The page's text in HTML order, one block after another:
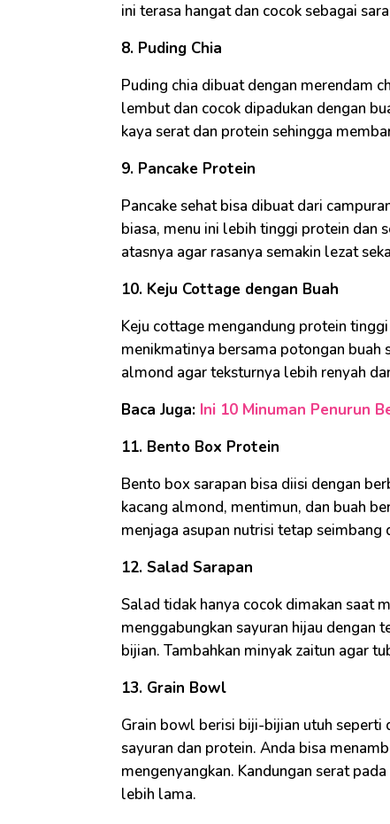
ini terasa hangat dan cocok sebagai
8. Puding Chia
Puding chia dibuat dengan merendam
lembut dan cocok dipadukan dengan
kaya serat dan protein sehingga
9. Pancake Protein
Pancake sehat bisa dibuat dari
biasa, menu ini lebih tinggi protein dan
atasnya agar rasanya semakin lezat
10. Keju Cottage dengan Buah
Keju cottage mengandung protein
menikmatinya bersama potongan buah
almond agar teksturnya lebih renyah
Baca Juga: Ini 10 Minuman Penurun
11. Bento Box Protein
Bento box sarapan bisa diisi dengan
kacang almond, mentimun, dan buah
menjaga asupan nutrisi tetap seimbang
12. Salad Sarapan
Salad tidak hanya cocok dimakan saat
menggabungkan sayuran hijau dengan
bijian. Tambahkan minyak zaitun agar
13. Grain Bowl
Grain bowl berisi biji-bijian utuh seperti
sayuran dan protein. Anda bisa
mengenyangkan. Kandungan serat
lebih lama.